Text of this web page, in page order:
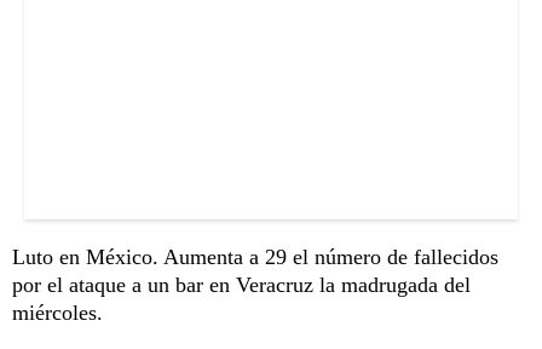
Luto en México. Aumenta a 29 el número de fallecidos
por el ataque a un bar en Veracruz la madrugada del
miércoles.